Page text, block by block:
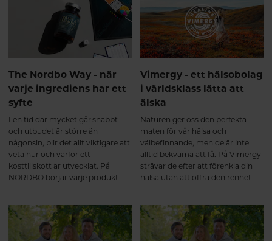
starka fokus på transparens.
The Nordbo Way - när
varje ingrediens har ett
syfte
I en tid där mycket går snabbt
och utbudet är större än
någonsin, blir det allt viktigare att
veta hur och varför ett
kosttillskott är utvecklat. På
NORDBO börjar varje produkt
ingredienserna samverkar och
varje detalj fyller en funktion. Det
är grunden i The Nordbo Way –
Vimergy - ett hälsobolag
i världsklass lätta att
älska
Naturen ger oss den perfekta
maten för vår hälsa och
välbefinnande, men de är inte
alltid bekväma att få. På Vimergy
strävar de efter att förenkla din
hälsa utan att offra den renhet
kosttillskott av högsta kvalitet i
en lättanvänd pulver-, kapsel-
och flytande form. Alltid 100%